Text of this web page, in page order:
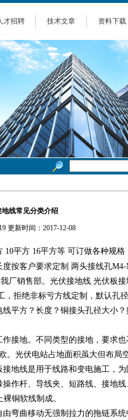
才招聘 技术文章 资料下载
地线常见分类介绍
更新时间：2017-12-08
10平方 16平方等 可订做各种规
按客户要求定制 两头接线孔M4-
销售部。光伏接地线 光伏板接
拒绝非标亏方线定制，默认孔
平方？长度？铜接头孔径大小
地。不同类型的接地，要求也
。光伏电站占地面积虽大但布局
地线是用于线路和变电施工，
作杆、导线夹、短路线、接地
铜软线制成。
曲移动无强制拉力的拖链系统